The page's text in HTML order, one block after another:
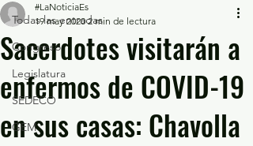
Todas las entradas
Congreso
Legislatura
SEDECO
GEM
Sacerdotes visitarán a
enfermos de COVID-19
en sus casas: Chavolla
#LaNoticiaEs
19 may 2020 2 min de lectura